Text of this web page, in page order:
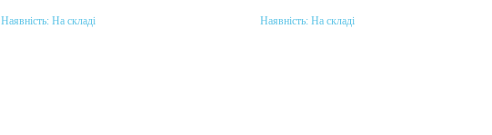
Купити
Наявність: На складі Купити
Наявність: На складі